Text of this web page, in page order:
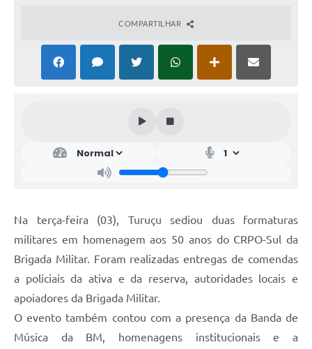
COMPARTILHAR
Na terça-feira (03), Turuçu sediou duas formaturas
militares em homenagem aos 50 anos do CRPO-Sul da
Brigada Militar. Foram realizadas entregas de comendas
a policiais da ativa e da reserva, autoridades locais e
apoiadores da Brigada Militar.
O evento também contou com a presença da Banda de
Música da BM, homenagens institucionais e a